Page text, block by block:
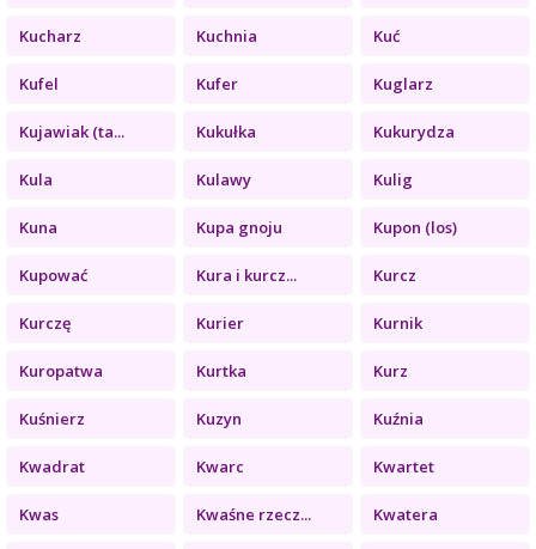
Kucharz Kuchnia Kuć
Kufel Kufer Kuglarz
Kujawiak (ta... Kukułka Kukurydza
Kula Kulawy Kulig
Kuna Kupa gnoju Kupon (los)
Kupować Kura i kurcz... Kurcz
Kurczę Kurier Kurnik
Kuropatwa Kurtka Kurz
Kuśnierz Kuzyn Kuźnia
Kwadrat Kwarc Kwartet
Kwas Kwaśne rzecz... Kwatera